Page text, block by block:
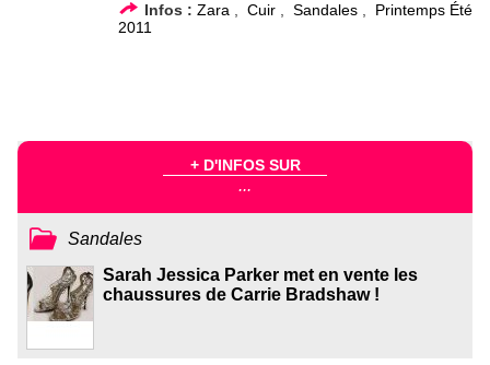
Infos : Zara, Cuir, Sandales, Printemps Été
2011
+ D'INFOS SUR
...
Sandales
Sarah Jessica Parker met en vente les
chaussures de Carrie Bradshaw !